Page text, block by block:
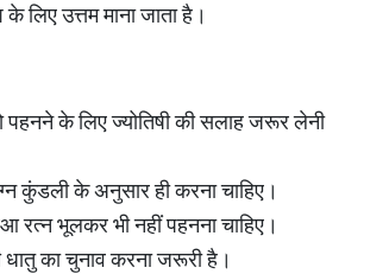
लिए उत्तम माना जाता है।
पहनने के लिए ज्योतिषी की सलाह जरूर लेनी
कुंडली के अनुसार ही करना चाहिए।
रत्न भूलकर भी नहीं पहनना चाहिए।
धातु का चुनाव करना जरूरी है।